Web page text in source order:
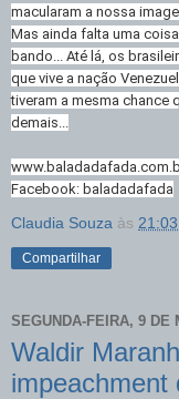
macularam a nossa
Mas ainda falta uma
bando... Até lá, os
que vive a nação
tiveram a mesma chance
demais...
Facebook: baladadafada
Claudia Souza às 21:03
Compartilhar
SEGUNDA-FEIRA, 9 DE
Waldir
impeachment